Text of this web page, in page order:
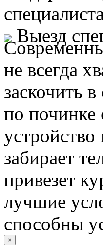
Выезд
не всегда
заскочить
по починке
забирает
привезет
лучшие
способны
×